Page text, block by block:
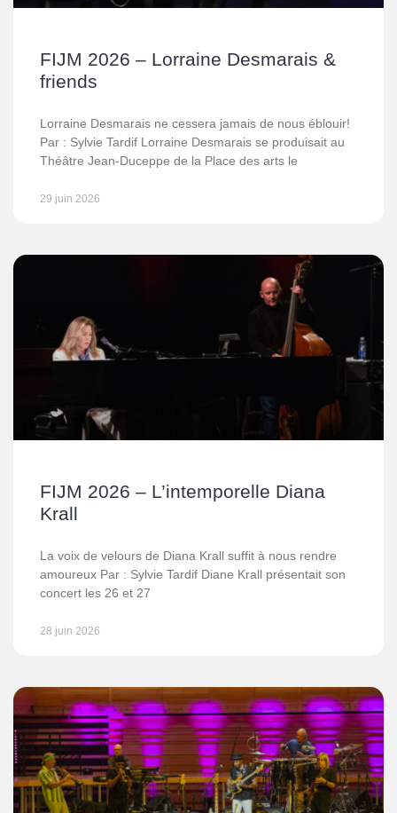
FIJM 2026 – Lorraine Desmarais &
friends
Lorraine Desmarais ne cessera jamais de nous éblouir!
Par : Sylvie Tardif Lorraine Desmarais se produisait au
Théâtre Jean-Duceppe de la Place des arts le
29 juin 2026
FIJM 2026 – L’intemporelle Diana
Krall
La voix de velours de Diana Krall suffit à nous rendre
amoureux Par : Sylvie Tardif Diane Krall présentait son
concert les 26 et 27
28 juin 2026